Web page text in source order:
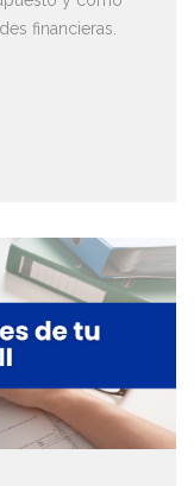
financieras.